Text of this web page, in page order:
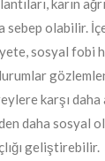
karın
sebep olabilir.
sosyal fobi
karşı
daha sosyal
geliştirebilir.